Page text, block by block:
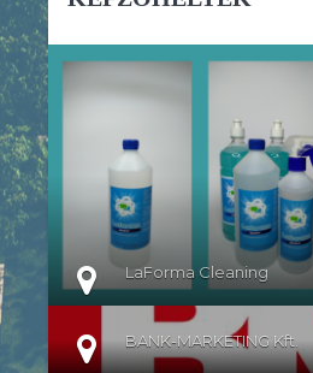
RÉSZLETEK
LaForma Cleaning
BANK-MARKETING Kft.